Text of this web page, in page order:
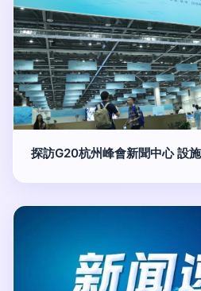
探訪G20杭州峰會新聞中心 設